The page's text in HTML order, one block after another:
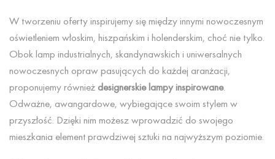
W tworzeniu oferty inspirujemy się między innymi nowoczesnym
oświetleniem włoskim, hiszpańskim i holenderskim, choć nie tylko.
Obok lamp industrialnych, skandynawskich i uniwersalnych
nowoczesnych opraw pasujących do każdej aranżacji,
proponujemy również designerskie lampy inspirowane.
Odważne, awangardowe, wybiegające swoim stylem w
przyszłość. Dzięki nim możesz wprowadzić do swojego
mieszkania element prawdziwej sztuki na najwyższym poziomie.